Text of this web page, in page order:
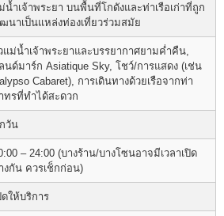
น้ำเจ้าพระยา บนพื้นที่โกดังและท่าเรือเก่าที่ถูก
นาเป็นแหล่งท่องเที่ยวร่วมสมัย
แม่น้ำเจ้าพระยาและบรรยากาศยามค่ำคืน,
นด์มาร์ก Asiatique Sky, โชว์/การแสดง (เช่น
Cabaret), การเดินทางด้วยเรือจากท่า
ทรที่ทำได้สะดวก
วัน
– 24:00 (บางร้าน/บางโซนอาจมีเวลาเปิด
งกัน ควรเช็กก่อน)
ดให้บริการ